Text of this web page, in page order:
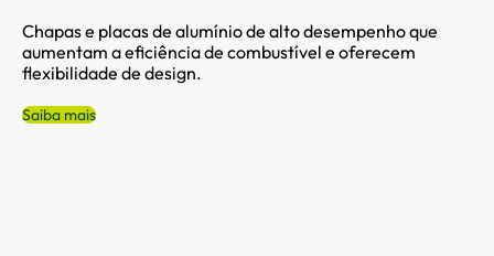
Chapas e placas de alumínio de alto desempenho que
aumentam a eficiência de combustível e oferecem
flexibilidade de design.
Saiba mais